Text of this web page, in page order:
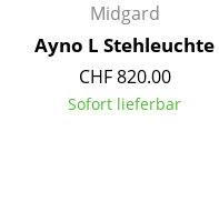
Kleinaufbewahrung
Einzelteile
Midgard
Ayno L Stehleuchte
CHF 820.00
Sofort lieferbar